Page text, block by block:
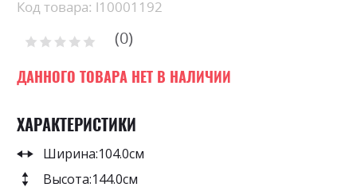
the
gallery
Код товара: l10001192
Рейтинг: 0
ДАННОГО ТОВАРА НЕТ В НАЛИЧИИ
ХАРАКТЕРИСТИКИ
Ширина:104.0см
Высота:144.0см